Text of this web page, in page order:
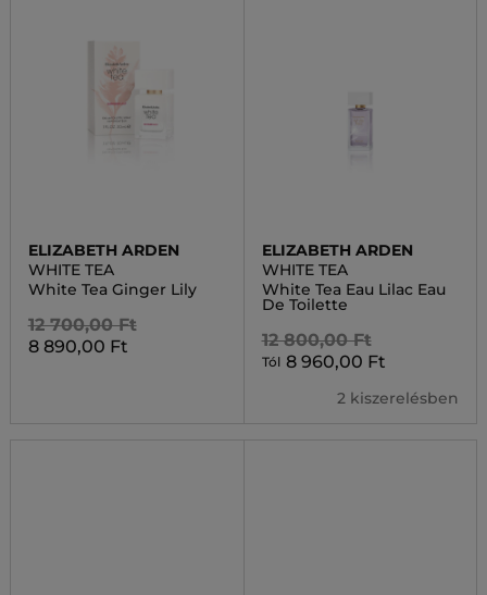
ELIZABETH ARDEN
WHITE TEA
White Tea Ginger Lily
12 700,00 Ft
8 890,00 Ft
ELIZABETH ARDEN
WHITE TEA
White Tea Eau Lilac Eau
De Toilette
12 800,00 Ft
Tól 8 960,00 Ft
2 kiszerelésben